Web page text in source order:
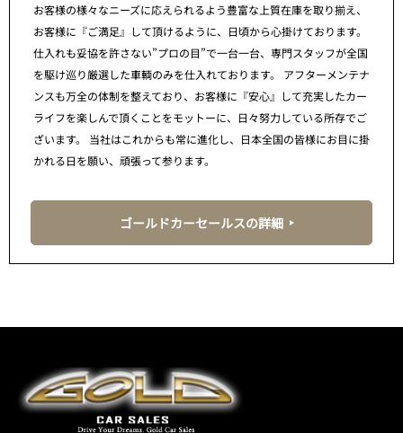
お客様の様々なニーズに応えられるよう豊富な上質在庫を取り揃え、
お客様に『ご満足』して頂けるように、日頃から心掛けております。
仕入れも妥協を許さない”プロの目”で一台一台、専門スタッフが全国
を駆け巡り厳選した車輌のみを仕入れております。 アフターメンテナ
ンスも万全の体制を整えており、お客様に『安心』して充実したカー
ライフを楽しんで頂くことをモットーに、日々努力している所存でご
ざいます。 当社はこれからも常に進化し、日本全国の皆様にお目に掛
かれる日を願い、頑張って参ります。
ゴールドカーセールスの詳細